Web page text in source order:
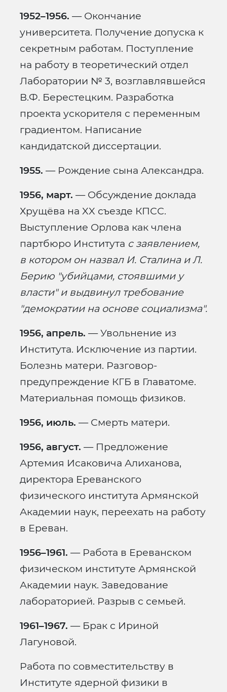
1952–1956. — Окончание
университета. Получение допуска к
секретным работам. Поступление
на работу в теоретический отдел
Лаборатории № 3, возглавлявшейся
В.Ф. Берестецким. Разработка
проекта ускорителя с переменным
градиентом. Написание
кандидатской диссертации.
1955. — Рождение сына Александра.
1956, март. — Обсуждение доклада
Хрущёва на XX съезде КПСС.
Выступление Орлова как члена
партбюро Института с заявлением,
в котором он назвал И. Сталина и Л.
Берию "убийцами, стоявшими у
власти" и выдвинул требование
"демократии на основе социализма".
1956, апрель. — Увольнение из
Института. Исключение из партии.
Болезнь матери. Разговор-
предупреждение КГБ в Главатоме.
Материальная помощь физиков.
1956, июль. — Смерть матери.
1956, август. — Предложение
Артемия Исаковича Алиханова,
директора Ереванского
физического института Армянской
Академии наук, переехать на работу
в Ереван.
1956–1961. — Работа в Ереванском
физическом институте Армянской
Академии наук. Заведование
лабораторией. Разрыв с семьей.
1961–1967. — Брак с Ириной
Лагуновой.
Работа по совместительству в
Институте ядерной физики в